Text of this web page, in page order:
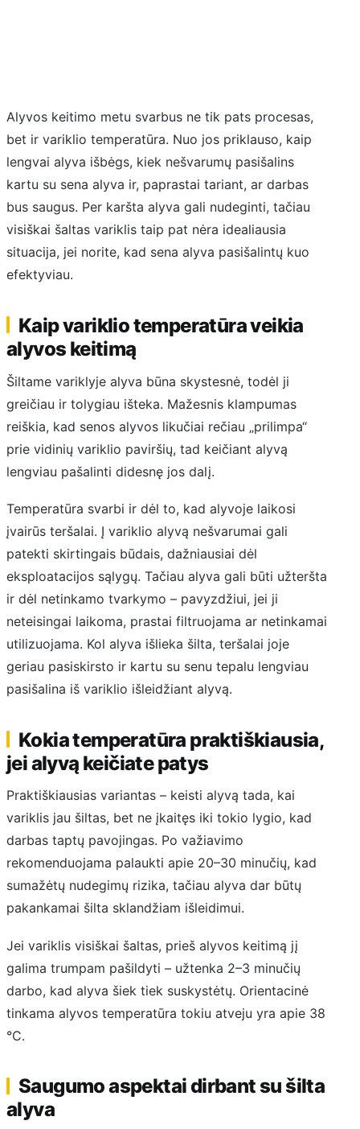
Alyvos keitimo metu svarbus ne tik pats procesas,
bet ir variklio temperatūra. Nuo jos priklauso, kaip
lengvai alyva išbėgs, kiek nešvarumų pasišalins
kartu su sena alyva ir, paprastai tariant, ar darbas
bus saugus. Per karšta alyva gali nudeginti, tačiau
visiškai šaltas variklis taip pat nėra idealiausia
situacija, jei norite, kad sena alyva pasišalintų kuo
efektyviau.
Kaip variklio temperatūra veikia
alyvos keitimą
Šiltame variklyje alyva būna skystesnė, todėl ji
greičiau ir tolygiau išteka. Mažesnis klampumas
reiškia, kad senos alyvos likučiai rečiau „prilimpa“
prie vidinių variklio paviršių, tad keičiant alyvą
lengviau pašalinti didesnę jos dalį.
Temperatūra svarbi ir dėl to, kad alyvoje laikosi
įvairūs teršalai. Į variklio alyvą nešvarumai gali
patekti skirtingais būdais, dažniausiai dėl
eksploatacijos sąlygų. Tačiau alyva gali būti užteršta
ir dėl netinkamo tvarkymo – pavyzdžiui, jei ji
neteisingai laikoma, prastai filtruojama ar netinkamai
utilizuojama. Kol alyva išlieka šilta, teršalai joje
geriau pasiskirsto ir kartu su senu tepalu lengviau
pasišalina iš variklio išleidžiant alyvą.
Kokia temperatūra praktiškiausia,
jei alyvą keičiate patys
Praktiškiausias variantas – keisti alyvą tada, kai
variklis jau šiltas, bet ne įkaitęs iki tokio lygio, kad
darbas taptų pavojingas. Po važiavimo
rekomenduojama palaukti apie 20–30 minučių, kad
sumažėtų nudegimų rizika, tačiau alyva dar būtų
pakankamai šilta sklandžiam išleidimui.
Jei variklis visiškai šaltas, prieš alyvos keitimą jį
galima trumpam pašildyti – užtenka 2–3 minučių
darbo, kad alyva šiek tiek suskystėtų. Orientacinė
tinkama alyvos temperatūra tokiu atveju yra apie 38
°C.
Saugumo aspektai dirbant su šilta
alyva